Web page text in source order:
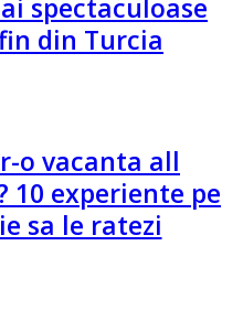
spectaculoase
din Turcia
o vacanta all
10 experiente pe
sa le ratezi